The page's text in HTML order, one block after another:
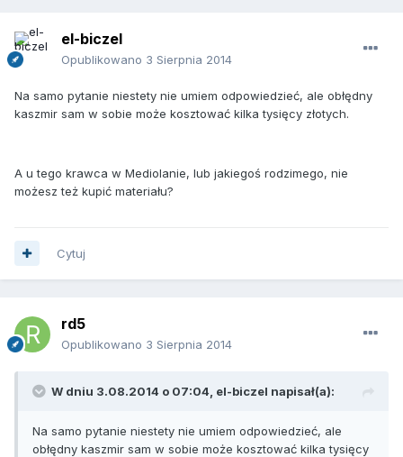
el-biczel
Opublikowano 3 Sierpnia 2014
Na samo pytanie niestety nie umiem odpowiedzieć, ale obłędny
kaszmir sam w sobie może kosztować kilka tysięcy złotych.
A u tego krawca w Mediolanie, lub jakiegoś rodzimego, nie
możesz też kupić materiału?
Cytuj
rd5
Opublikowano 3 Sierpnia 2014
W dniu 3.08.2014 o 07:04, el-biczel napisał(a):
Na samo pytanie niestety nie umiem odpowiedzieć, ale
obłędny kaszmir sam w sobie może kosztować kilka tysięcy